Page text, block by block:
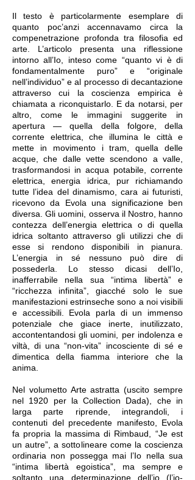
Il testo è particolarmente esemplare di
quanto poc’anzi accennavamo circa la
compenetrazione profonda tra filosofia ed
arte. L’articolo presenta una riflessione
intorno all’Io, inteso come “quanto vi è di
fondamentalmente puro” e “originale
nell’individuo” e al processo di decantazione
attraverso cui la coscienza empirica è
chiamata a riconquistarlo. E da notarsi, per
altro, come le immagini suggerite in
apertura — quella della folgore, della
corrente elettrica, che illumina le città e
mette in movimento i tram, quella delle
acque, che dalle vette scendono a valle,
trasformandosi in acqua potabile, corrente
elettrica, energia idrica, pur richiamando
tutte l’idea del dinamismo, cara ai futuristi,
ricevono da Evola una significazione ben
diversa. Gli uomini, osserva il Nostro, hanno
contezza dell’energia elettrica o di quella
idrica soltanto attraverso gli utilizzi che di
esse si rendono disponibili in pianura.
L’energia in sé nessuno può dire di
possederla. Lo stesso dicasi dell’Io,
inafferrabile nella sua “intima libertà” e
“ricchezza infinita”, giacché solo le sue
manifestazioni estrinseche sono a noi visibili
e accessibili. Evola parla di un immenso
potenziale che giace inerte, inutilizzato,
accontentandosi gli uomini, per indolenza e
viltà, di una “non-vita” incosciente di sé e
dimentica della fiamma interiore che la
anima.
Nel volumetto Arte astratta (uscito sempre
nel 1920 per la Collection Dada), che in
larga parte riprende, integrandoli, i
contenuti del precedente manifesto, Evola
fa propria la massima di Rimbaud, “Je est
un autre”, a sottolineare come la coscienza
ordinaria non possegga mai l’Io nella sua
“intima libertà egoistica”, ma sempre e
soltanto una determinazione dell’io (l’io-